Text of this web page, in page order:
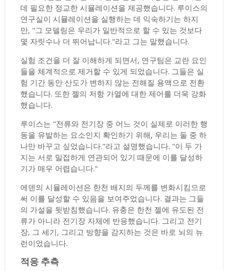
데 필요한 정교한 시뮬레이션을 제공했습니다. 루이스의
연구실이 시뮬레이션을 실행하는 데 익숙하기는 하지
만, "그 모델링은 우리가 일반적으로 할 수 있는 것보다
몇 자릿수나 더 뛰어납니다."라고 그는 말했습니다.
실험 조건을 더 잘 이해하게 되면서, 연구팀은 교란 요인
들을 체계적으로 제거할 수 있게 되었습니다. 그들은 실
험 기간 동안 산도가 변하지 않는 전해질 용액으로 전환
했습니다. 또한 젤의 저항 가열에 대한 제어를 더욱 강화
했습니다.
루이스는 "전류와 전기장 중 어느 것이 실제로 이러한 행
동을 유발하는 요소인지 확인하기 위해, 우리는 둘 중 하
나만 바꾸고 싶었습니다."라고 설명했습니다. "이 두 가
지는 서로 밀접하게 연관되어 있기 때문에 이를 달성하
기가 매우 어렵습니다."
에덴의 시뮬레이션은 한천 배지의 두께를 변화시킴으로
써 이를 달성할 수 있음을 보여주었습니다. 결과는 그들
의 가설을 뒷받침했습니다. 유충은 한천 젤에 유도된 전
류가 아니라 전기장 자체에 반응했습니다. 그리고 전기
장, 그 세기, 그리고 방향을 감지하는 것은 바로 뇌의 뉴
런이었습니다.
적응 추측